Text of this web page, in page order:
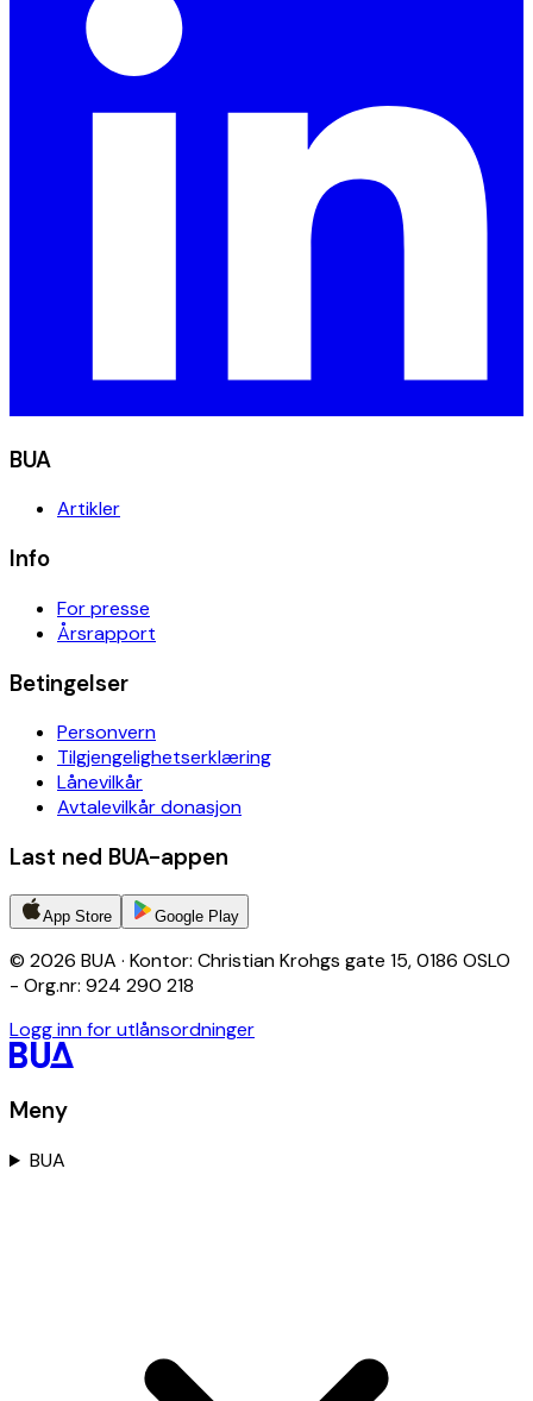
BUA
Artikler
Info
For presse
Årsrapport
Betingelser
Personvern
Tilgjengelighetserklæring
Lånevilkår
Avtalevilkår donasjon
Last ned BUA-appen
App Store Google Play
© 2026 BUA · Kontor: Christian Krohgs gate 15, 0186 OSLO
- Org.nr: 924 290 218
Logg inn for utlånsordninger
Meny
BUA